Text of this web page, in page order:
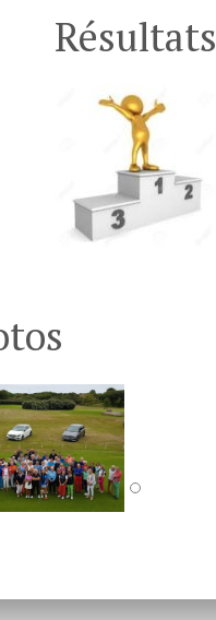
Résultats